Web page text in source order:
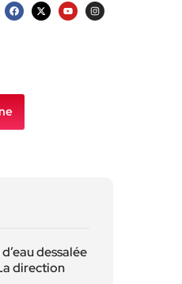
dessalée
direction